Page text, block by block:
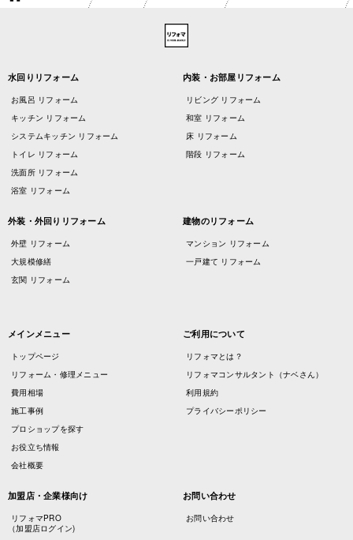
水回りリフォーム
お風呂 リフォーム
キッチン リフォーム
システムキッチン リフォーム
トイレ リフォーム
洗面所 リフォーム
浴室 リフォーム
内装・お部屋リフォーム
リビング リフォーム
和室 リフォーム
床 リフォーム
階段 リフォーム
外装・外回りリフォーム
外壁 リフォーム
大規模修繕
玄関 リフォーム
建物のリフォーム
マンション リフォーム
一戸建て リフォーム
メインメニュー
トップページ
リフォーム・修理メニュー
費用相場
施工事例
プロショップを探す
お役立ち情報
会社概要
ご利用について
リフォマとは？
リフォマコンサルタント（ナベさん）
利用規約
プライバシーポリシー
加盟店・企業様向け
リフォマPRO
（加盟店ログイン)
お問い合わせ
お問い合わせ